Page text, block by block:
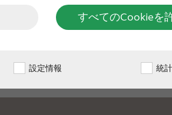
すべてのCookieを
設定情報 統計
は
ぽ